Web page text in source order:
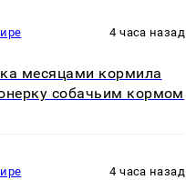
4 часа назад
месяцами кормила
собачьим кормом
4 часа назад